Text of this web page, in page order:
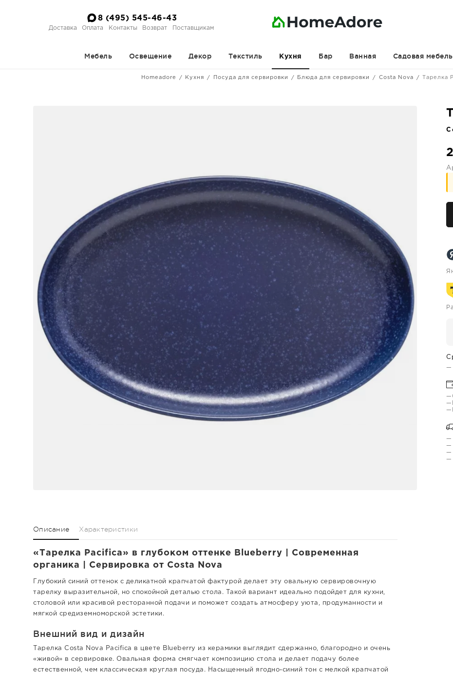
8 (495) 545-46-43
Доставка Оплата Контакты Возврат Поставщикам
Мебель Освещение Декор Текстиль Кухня Бар Ванная Садовая мебель
Homeadore Кухня Посуда для сервировки Блюда для сервировки Costa Nova Тарелка
—
—
—
—
—
Описание Характеристики
«Тарелка Pacifica» в глубоком оттенке Blueberry | Современная
органика | Сервировка от Costa Nova
Глубокий синий оттенок с деликатной крапчатой фактурой делает эту овальную сервировочную
тарелку выразительной, но спокойной деталью стола. Такой вариант идеально подойдет для кухни,
столовой или красивой ресторанной подачи и поможет создать атмосферу уюта, продуманности и
мягкой средиземноморской эстетики.
Внешний вид и дизайн
Тарелка Costa Nova Pacifica в цвете Blueberry из керамики выглядит сдержанно, благородно и очень
«живой» в сервировке. Овальная форма смягчает композицию стола и делает подачу более
естественной, чем классическая круглая посуда. Насыщенный ягодно-синий тон с мелкой крапчатой